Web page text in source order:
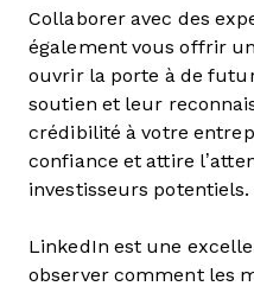
Collaborer avec des
également vous offrir
ouvrir la porte à de
soutien et leur
crédibilité à votre
confiance et attire
investisseurs potentiels.
LinkedIn est une
observer comment les